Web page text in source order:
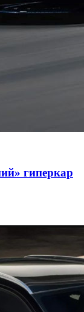
гиперкар